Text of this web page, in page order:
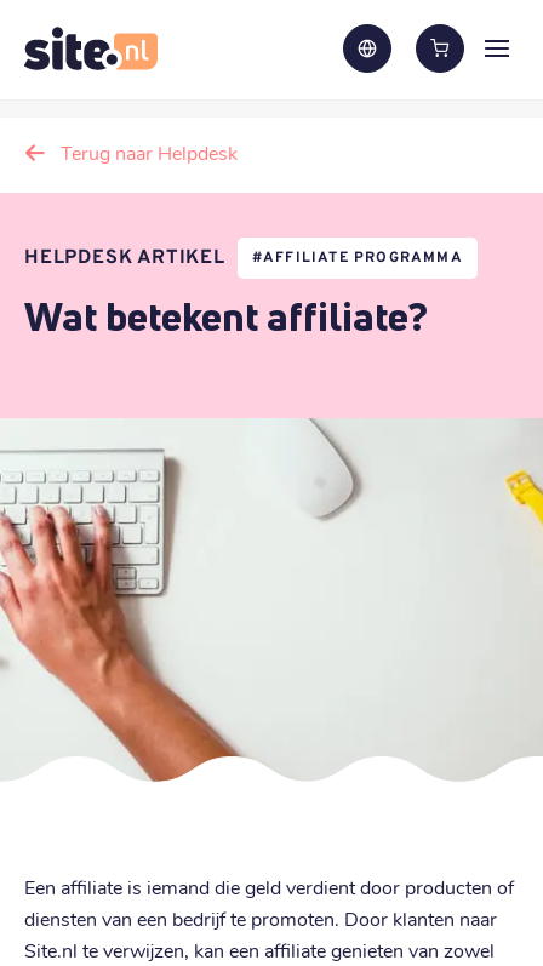
Terug naar Helpdesk
HELPDESK ARTIKEL #AFFILIATE PROGRAMMA
Wat betekent affiliate?
Een affiliate is iemand die geld verdient door producten of
diensten van een bedrijf te promoten. Door klanten naar
Site.nl te verwijzen, kan een affiliate genieten van zowel